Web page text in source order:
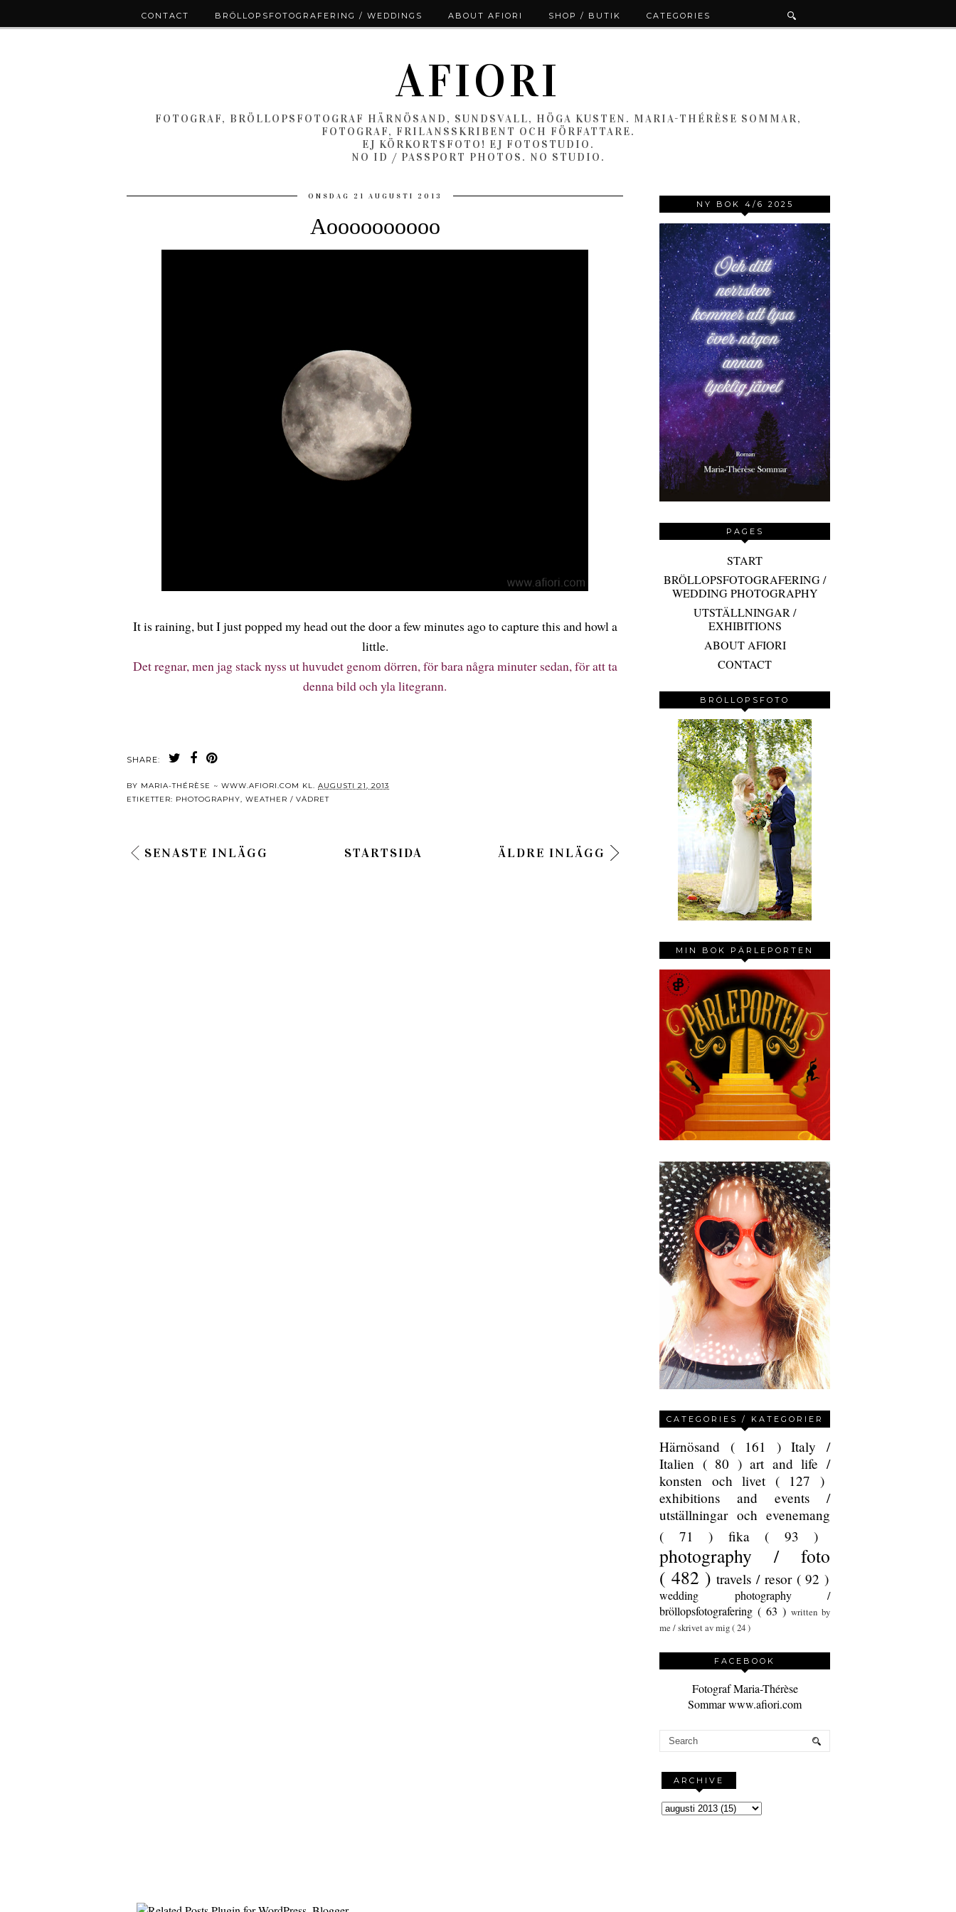
AFIORI
FOTOGRAF, BRÖLLOPSFOTOGRAF HÄRNÖSAND, SUNDSVALL, HÖGA KUSTEN. MARIA-THÉRÈSE SOMMAR,
FOTOGRAF, FRILANSSKRIBENT OCH FÖRFATTARE.
EJ KÖRKORTSFOTO! EJ FOTOSTUDIO.
NO ID / PASSPORT PHOTOS. NO STUDIO.
ONSDAG 21 AUGUSTI 2013
Aoooooooooo
It is raining, but I just popped my head out the door a few minutes ago to capture this and howl a
little.
Det regnar, men jag stack nyss ut huvudet genom dörren, för bara några minuter sedan, för att ta
denna bild och yla litegrann.
SHARE:
BY MARIA-THÉRÈSE ~ WWW.AFIORI.COM KL. AUGUSTI 21, 2013
ETIKETTER: PHOTOGRAPHY, WEATHER / VÄDRET
SENASTE INLÄGG ÄLDRE INLÄGG
STARTSIDA
NY BOK 4/6 2025
PAGES
START
BRÖLLOPSFOTOGRAFERING /
WEDDING PHOTOGRAPHY
UTSTÄLLNINGAR /
EXHIBITIONS
ABOUT AFIORI
CONTACT
BRÖLLOPSFOTO
CONTACT BRÖLLOPSFOTOGRAFERING / WEDDINGS ABOUT AFIORI SHOP / BUTIK CATEGORIES
MIN BOK PÄRLEPORTEN
CATEGORIES / KATEGORIER
Härnösand ( 161 )Italy /
Italien ( 80 )art and life /
konsten och livet ( 127 )
exhibitions and events /
utställningar och evenemang
( 71 ) fika ( 93 )
photography / foto
( 482 )travels / resor ( 92 )
wedding photography /
bröllopsfotografering ( 63 ) written by
me / skrivet av mig( 24 )
FACEBOOK
Fotograf Maria-Thérèse
Sommar www.afiori.com
ARCHIVE